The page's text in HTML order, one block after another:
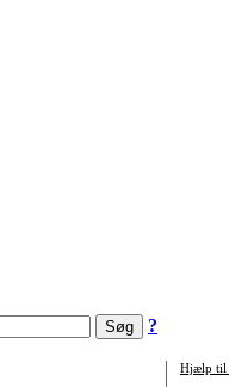
?
Hjælp til